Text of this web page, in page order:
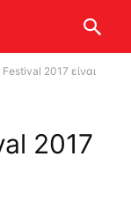
2017 είναι
2017